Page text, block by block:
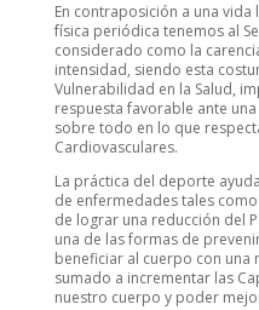
En contraposición a una
física periódica tenemos al
considerado como la
intensidad, siendo esta
Vulnerabilidad en la Salud,
respuesta favorable ante
sobre todo en lo que
Cardiovasculares.
La práctica del deporte
de enfermedades tales
de lograr una reducción del
una de las formas de
beneficiar al cuerpo con una
sumado a incrementar las
nuestro cuerpo y poder